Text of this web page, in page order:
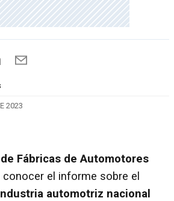
2023
Fábricas de Automotores
conocer el informe sobre el
automotriz nacional